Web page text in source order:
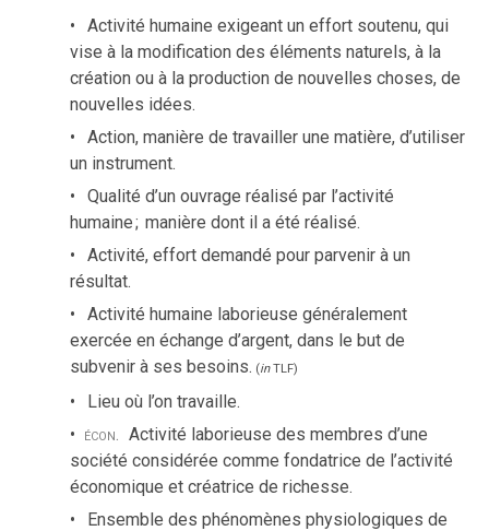
Activité humaine exigeant un effort soutenu, qui
vise à la modification des éléments naturels, à la
création ou à la production de nouvelles choses, de
nouvelles idées.
Action, manière de travailler une matière, d’utiliser
un instrument.
Qualité d’un ouvrage réalisé par l’activité
humaine; manière dont il a été réalisé.
Activité, effort demandé pour parvenir à un
résultat.
Activité humaine laborieuse généralement
exercée en échange d’argent, dans le but de
subvenir à ses besoins. (inTLF)
Lieu où l’on travaille.
écon. Activité laborieuse des membres d’une
société considérée comme fondatrice de l’activité
économique et créatrice de richesse.
Ensemble des phénomènes physiologiques de